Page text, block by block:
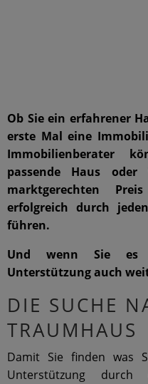
Ob Sie ein erfahrener
erste Mal eine
Immobilienberater
passende Haus
marktgerechten
erfolgreich durch
führen.
Und wenn Sie es
Unterstützung auch
DIE SUCHE
TRAUMHAUS
Damit Sie finden was
Unterstützung